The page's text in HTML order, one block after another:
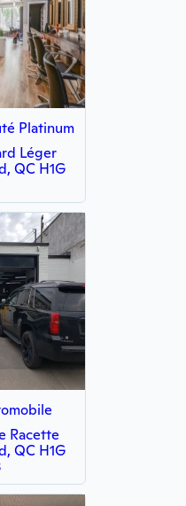
Platinum
Léger
QC H1G
Racette
QC H1G